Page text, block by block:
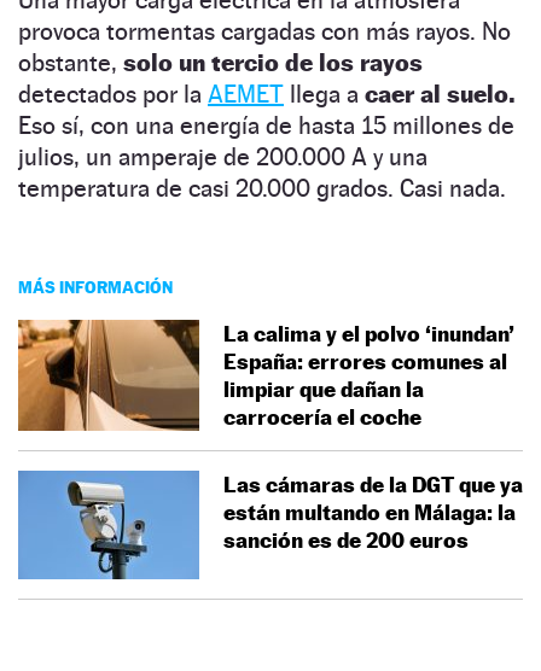
provoca tormentas cargadas con más rayos. No
obstante, solo un tercio de los rayos
detectados por la AEMET llega a caer al suelo.
Eso sí, con una energía de hasta 15 millones de
julios, un amperaje de 200.000 A y una
temperatura de casi 20.000 grados. Casi nada.
MÁS INFORMACIÓN
La calima y el polvo ‘inundan’
España: errores comunes al
limpiar que dañan la
carrocería el coche
Las cámaras de la DGT que ya
están multando en Málaga: la
sanción es de 200 euros